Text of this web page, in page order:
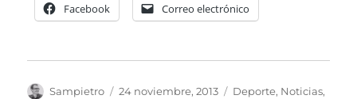
Facebook Correo electrónico
Autor
Sampietro
Publicado
24 noviembre, 2013 Categorías
Deporte, Noticias,